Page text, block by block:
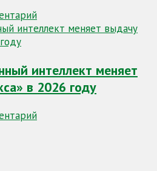
интеллект меняет
в 2026 году